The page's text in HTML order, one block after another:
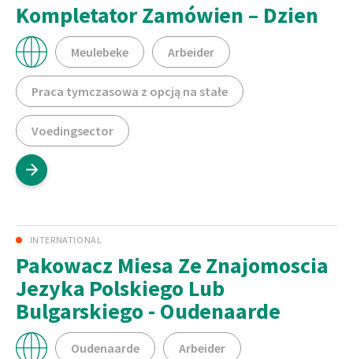
Kompletator Zamówien – Dzien
Meulebeke Arbeider
Praca tymczasowa z opcją na stałe
Voedingsector
INTERNATIONAL
Pakowacz Miesa Ze Znajomoscia
Jezyka Polskiego Lub
Bulgarskiego - Oudenaarde
Oudenaarde Arbeider